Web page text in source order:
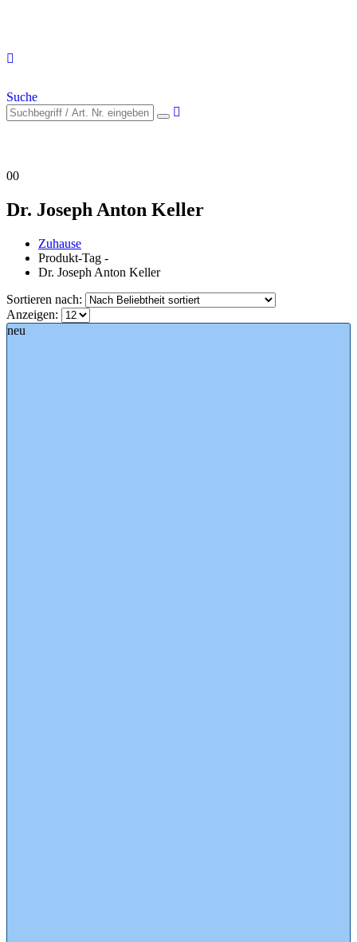
Suche
00
Dr. Joseph Anton Keller
Zuhause
Produkt-Tag -
Dr. Joseph Anton Keller
Sortieren nach:
Anzeigen:
neu